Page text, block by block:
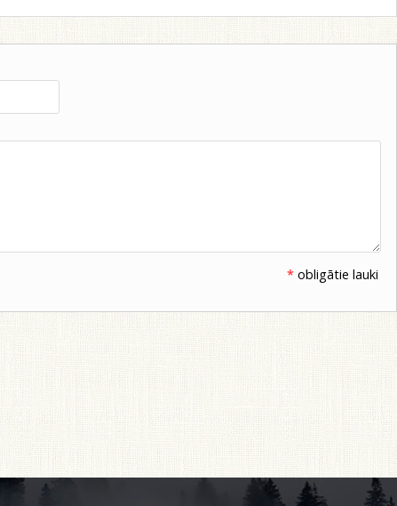
* obligātie lauki